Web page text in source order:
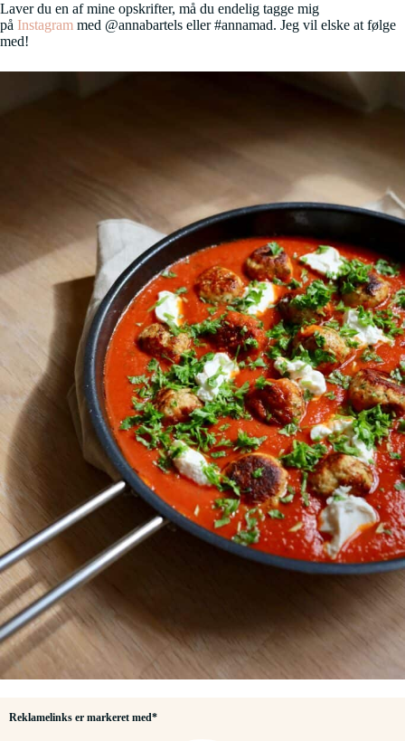
Laver du en af mine opskrifter, må du endelig tagge mig
på Instagram med @annabartels eller #annamad. Jeg vil elske at følge
med!
Reklamelinks er markeret med*